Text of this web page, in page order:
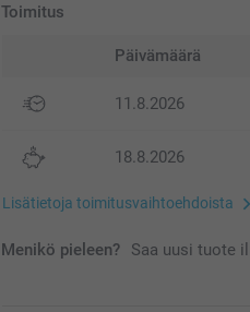
Toimitus
Päivämäärä
11.8.2026
18.8.2026
Lisätietoja toimitusvaihtoehdoista
Menikö pieleen? Saa uusi tuote